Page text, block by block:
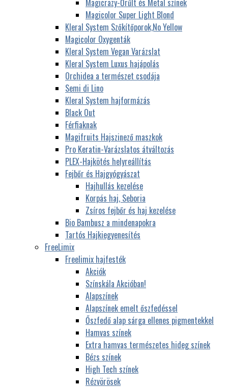
Magicolor Super Light Blond
Kleral System Szőkítőporok,No Yellow
Magicolor Oxygenták
Kleral System Vegan Varázslat
Kleral System Luxus hajápolás
Orchidea a természet csodája
Semi di Lino
Kleral System hajformázás
Black Out
Férfiaknak
Magifruits Hajszinező maszkok
Pro Keratin-Varázslatos átváltozás
PLEX-Hajkötés helyreállítás
Fejbőr és Hajgyógyászat
Hajhullás kezelése
Korpás haj, Seboria
Zsíros fejbőr és haj kezelése
Bio Bambusz a mindenapokra
Tartós Hajkiegyenesítés
FreeLimix
Freelimix hajfesték
Akciók
Színskála Akcióban!
Alapszínek
Alapszínek emelt őszfedéssel
Őszfedő alap sárga ellenes pigmentekkel
Hamvas színek
Extra hamvas természetes hideg színek
Bézs színek
High Tech színek
Rézvörösek